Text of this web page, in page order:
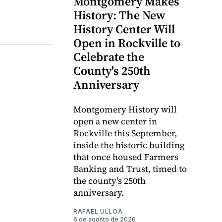
History: The New
History Center Will
Open in Rockville to
Celebrate the
County's 250th
Anniversary
Montgomery History will
open a new center in
Rockville this September,
inside the historic building
that once housed Farmers
Banking and Trust, timed to
the county's 250th
anniversary.
RAFAEL ULLOA
6 de agosto de 2026